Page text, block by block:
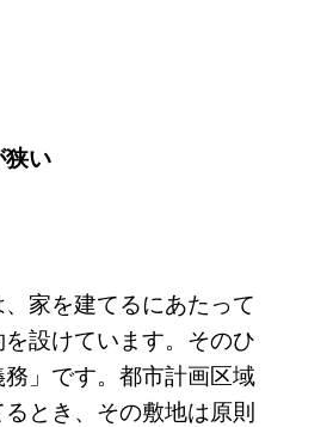
い
家を建てるにあたって
設けています。そのひ
」です。都市計画区域
とき、その敷地は原則